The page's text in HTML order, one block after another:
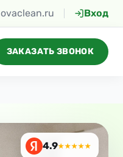
Вход
ЗАКАЗАТЬ ЗВОНОК
4.9★★★★★